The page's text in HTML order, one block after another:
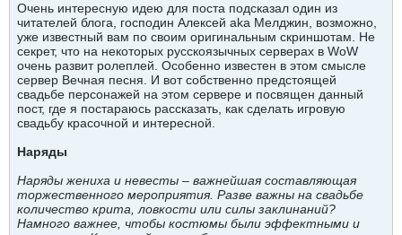
Очень интересную идею для поста подсказал один из
читателей блога, господин Алексей aka Мелджин, возможно,
уже известный вам по своим оригинальным скриншотам. Не
секрет, что на некоторых русскоязычных серверах в WoW
очень развит ролеплей. Особенно известен в этом смысле
сервер Вечная песня. И вот собственно предстоящей
свадьбе персонажей на этом сервере и посвящен данный
пост, где я постараюсь рассказать, как сделать игровую
свадьбу красочной и интересной.
Наряды
Наряды жениха и невесты – важнейшая составляющая
торжественного мероприятия. Разве важны на свадьбе
количество крита, ловкости или силы заклинаний?
Намного важнее, чтобы костюмы были эффектными и